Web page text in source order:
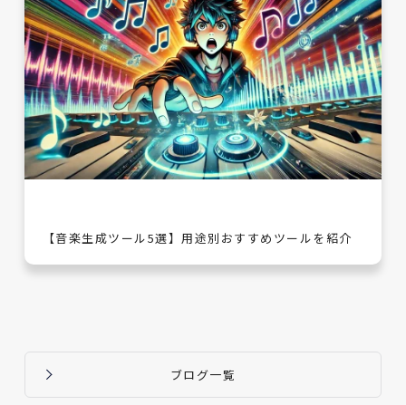
【音楽生成ツール5選】用途別おすすめツールを紹介
ブログ一覧